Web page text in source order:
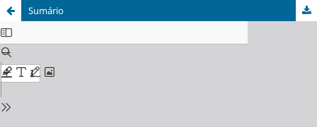
Sumário